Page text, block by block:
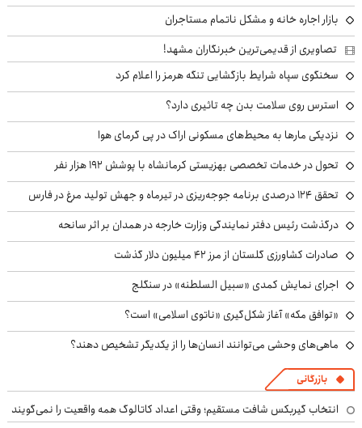
بازار اجاره خانه و مشکل ناتمام مستاجران
تصاویری از قدیمی‌ترین خبرنگاران مشهد!
سخنگوی سپاه شرایط بازگشایی تنگه هرمز را اعلام کرد
استرس روی سلامت بدن چه تاثیری دارد؟
نزدیکی مارها به محیط‌های مسکونی اراک در پی گرمای هوا
تحول در خدمات تخصصی بهزیستی کرمانشاه با پوشش ۱۹۲ هزار نفر
تحقق ۱۲۴ درصدی برنامه جوجه‌ریزی در تیرماه و جهش تولید مرغ در فارس
درگذشت رئیس دفتر نمایندگی وزارت خارجه در همدان بر اثر سانحه
صادرات کشاورزی گلستان از مرز ۴۲ میلیون دلار گذشت
اجرای نمایش کمدی «سبیل السلطنه» در سنگلج
«توافق مکه» آغاز شکل‌گیری «ناتوی اسلامی» است؟
ماهی‌های وحشی می‌توانند انسان‌ها را از یکدیگر تشخیص دهند؟
بازرگانی
انتخاب گیربکس شافت مستقیم؛ وقتی اعداد کاتالوگ همه واقعیت را نمی‌گویند